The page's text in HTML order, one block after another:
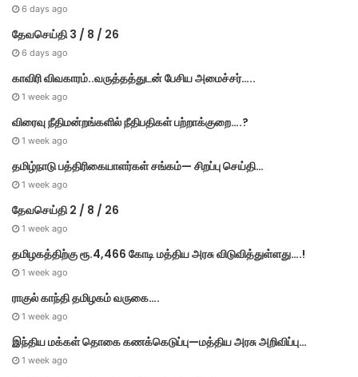
6 days ago
தேவசெய்தி 3 / 8 / 26
6 days ago
காவிரி விவகாரம்..வருத்தத்துடன் பேசிய அமைச்சர்…..
1 week ago
விரைவு நீதிமன்றங்களில் நீதிபதிகள் பற்றாக்குறை….?
1 week ago
தமிழ்நாடு பத்திரிகையாளர்கள் சங்கம்— சிறப்பு செய்தி…
1 week ago
தேவசெய்தி 2 / 8 / 26
1 week ago
தமிழகத்திற்கு ரூ.4,466 கோடி மத்திய அரசு விடுவித்துள்ளது….!
1 week ago
ராகுல் காந்தி தமிழகம் வருகை….
1 week ago
இந்திய மக்கள் தொகை கணக்கெடுப்பு—மத்திய அரசு அறிவிப்பு…
1 week ago